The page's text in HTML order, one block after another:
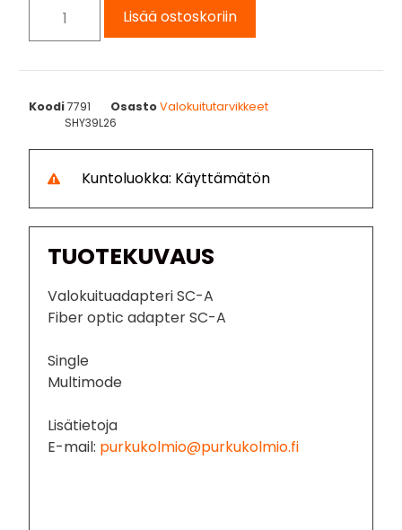
Lisää ostoskoriin
Koodi7791 OsastoValokuitutarvikkeet
SHY39L26
Kuntoluokka: Käyttämätön
TUOTEKUVAUS
Valokuituadapteri SC-A
Fiber optic adapter SC-A
Single
Multimode
Lisätietoja
E-mail: purkukolmio@purkukolmio.fi